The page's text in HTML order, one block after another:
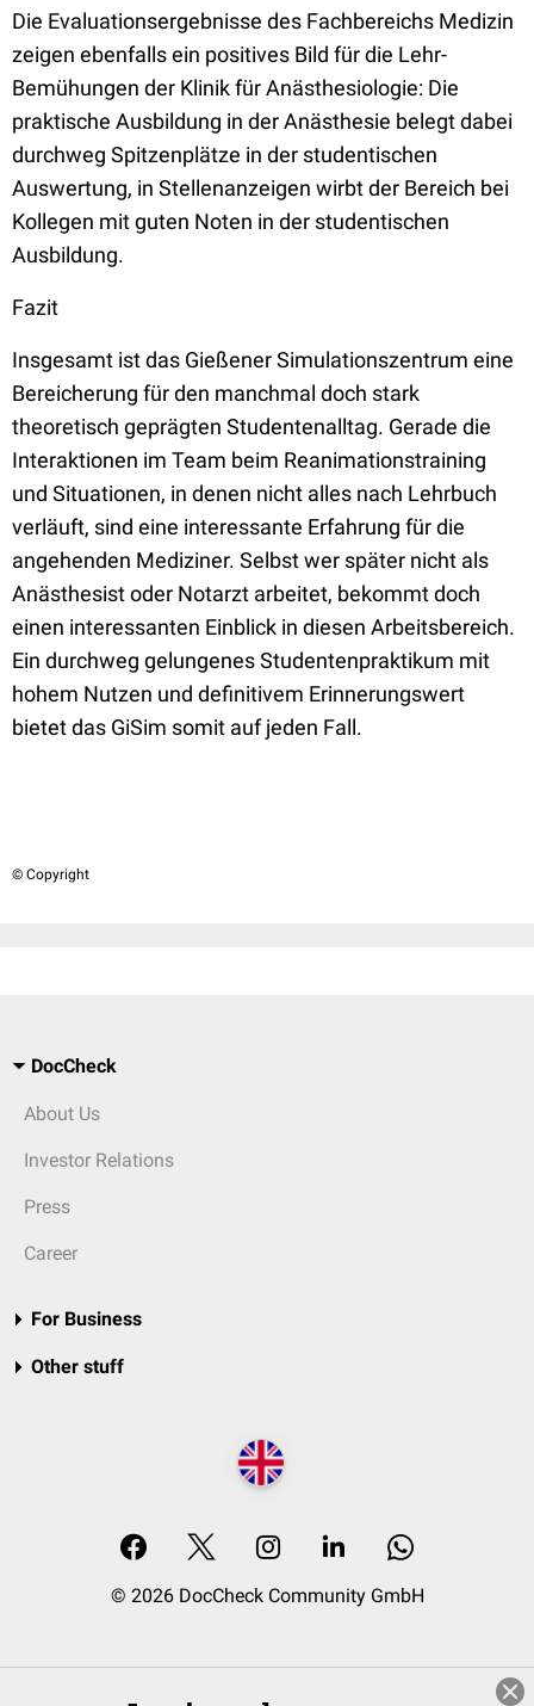
Die Evaluationsergebnisse des Fachbereichs Medizin
zeigen ebenfalls ein positives Bild für die Lehr-
Bemühungen der Klinik für Anästhesiologie: Die
praktische Ausbildung in der Anästhesie belegt dabei
durchweg Spitzenplätze in der studentischen
Auswertung, in Stellenanzeigen wirbt der Bereich bei
Kollegen mit guten Noten in der studentischen
Ausbildung.
Fazit
Insgesamt ist das Gießener Simulationszentrum eine
Bereicherung für den manchmal doch stark
theoretisch geprägten Studentenalltag. Gerade die
Interaktionen im Team beim Reanimationstraining
und Situationen, in denen nicht alles nach Lehrbuch
verläuft, sind eine interessante Erfahrung für die
angehenden Mediziner. Selbst wer später nicht als
Anästhesist oder Notarzt arbeitet, bekommt doch
einen interessanten Einblick in diesen Arbeitsbereich.
Ein durchweg gelungenes Studentenpraktikum mit
hohem Nutzen und definitivem Erinnerungswert
bietet das GiSim somit auf jeden Fall.
© Copyright
DocCheck
About Us
Investor Relations
Press
Career
For Business
Other stuff
© 2026 DocCheck Community GmbH